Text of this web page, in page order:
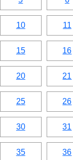
10 11
15 16
20 21
25 26
30 31
35 36